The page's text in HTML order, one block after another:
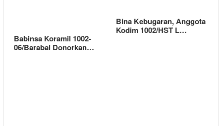
Babinsa Koramil 1002-
06/Barabai Donorkan…
Bina Kebugaran, Anggota
Kodim 1002/HST L…